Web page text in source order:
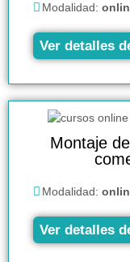
Modalidad:
Ver detalles
Montaje
Modalidad:
Ver detalles